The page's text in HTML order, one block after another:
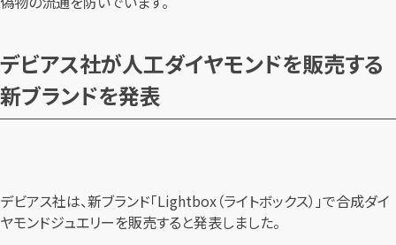
デビアス社が人工ダイヤモンドを販売する
新ブランドを発表
デビアス社は、新ブランド「Lightbox（ライトボックス）」で合成ダイ
ヤモンドジュエリーを販売すると発表しました。